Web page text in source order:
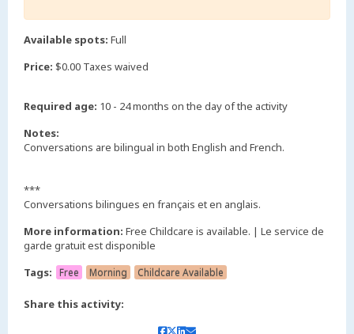
Available spots: Full
Price: $0.00 Taxes waived
Required age: 10 - 24 months on the day of the activity
Notes:
Conversations are bilingual in both English and French.
***
Conversations bilingues en français et en anglais.
More information: Free Childcare is available. | Le service de
garde gratuit est disponible
Tags:
Free Morning Childcare Available
Share this activity: